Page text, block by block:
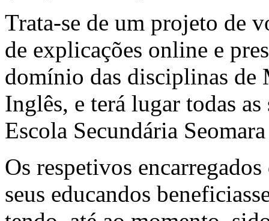
Trata-se de um projeto de
de explicações online e
domínio das disciplinas de
Inglês, e terá lugar todas as
Escola Secundária
Os respetivos
seus educandos